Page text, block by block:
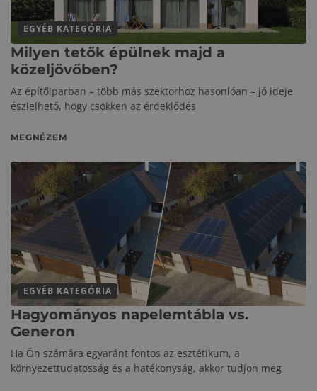
EGYÉB KATEGÓRIA
Milyen tetők épülnek majd a
közeljövőben?
Az építőiparban – több más szektorhoz hasonlóan – jó ideje
észlelhető, hogy csökken az érdeklődés
MEGNÉZEM
EGYÉB KATEGÓRIA
Hagyományos napelemtábla vs.
Generon
Ha Ön számára egyaránt fontos az esztétikum, a
környezettudatosság és a hatékonyság, akkor tudjon meg